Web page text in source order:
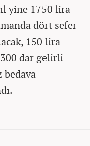
yine 1750 lira
dört sefer
150 lira
300 dar gelirli